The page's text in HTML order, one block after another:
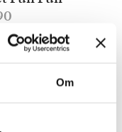
Om
I VARUKORG